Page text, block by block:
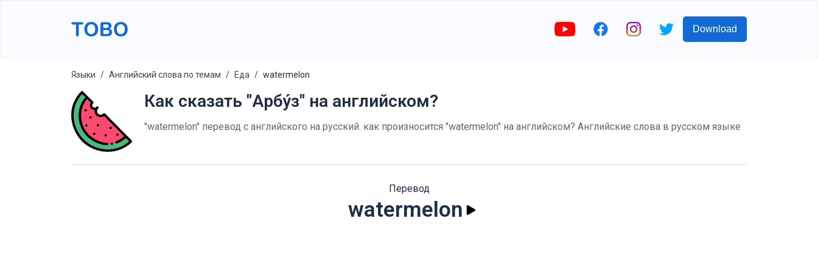
Download
Языки Английский слова по темам Еда watermelon
Как сказать "Арбу́з" на английском?
"watermelon" перевод с английского на русский. как произносится "watermelon" на английском? Английские слова в русском языке
Перевод
watermelon